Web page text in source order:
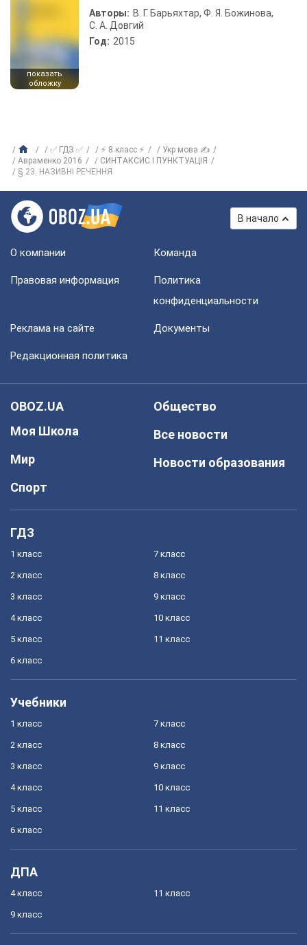
показать
обложку
Авторы: В. Г. Барьяхтар, Ф. Я. Божинова,
С. А. Довгий
Год: 2015
✅ ГДЗ ✅ ⚡ 8 класс ⚡
Укр мова ✍
Авраменко 2016
СИНТАКСИС І ПУНКТУАЦІЯ
§ 23. НАЗИВНІ РЕЧЕННЯ
В начало
О компании Команда
Правовая информация
Политика
конфиденциальности
Реклама на сайте Документы
Редакционная политика
OBOZ.UA
Моя Школа
Мир
Спорт
Общество
Все новости
Новости образования
ГДЗ
1 класс
2 класс
3 класс
4 класс
5 класс
6 класс
7 класс
8 класс
9 класс
10 класс
11 класс
Учебники
1 класс
2 класс
3 класс
4 класс
5 класс
6 класс
7 класс
8 класс
9 класс
10 класс
11 класс
ДПА
4 класс
9 класс
11 класс